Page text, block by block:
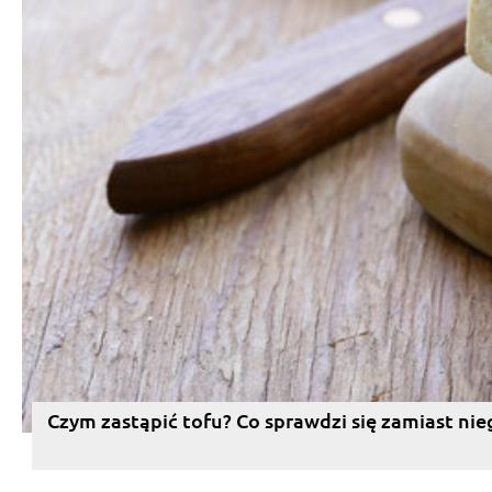
Czym zastąpić tofu? Co sprawdzi się zamiast